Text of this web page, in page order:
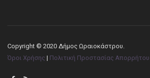
Copyright © 2020 Δήμος Ωραιοκάστρου.
Όροι Χρήσης | Πολιτική Προστασίας Απορρήτου